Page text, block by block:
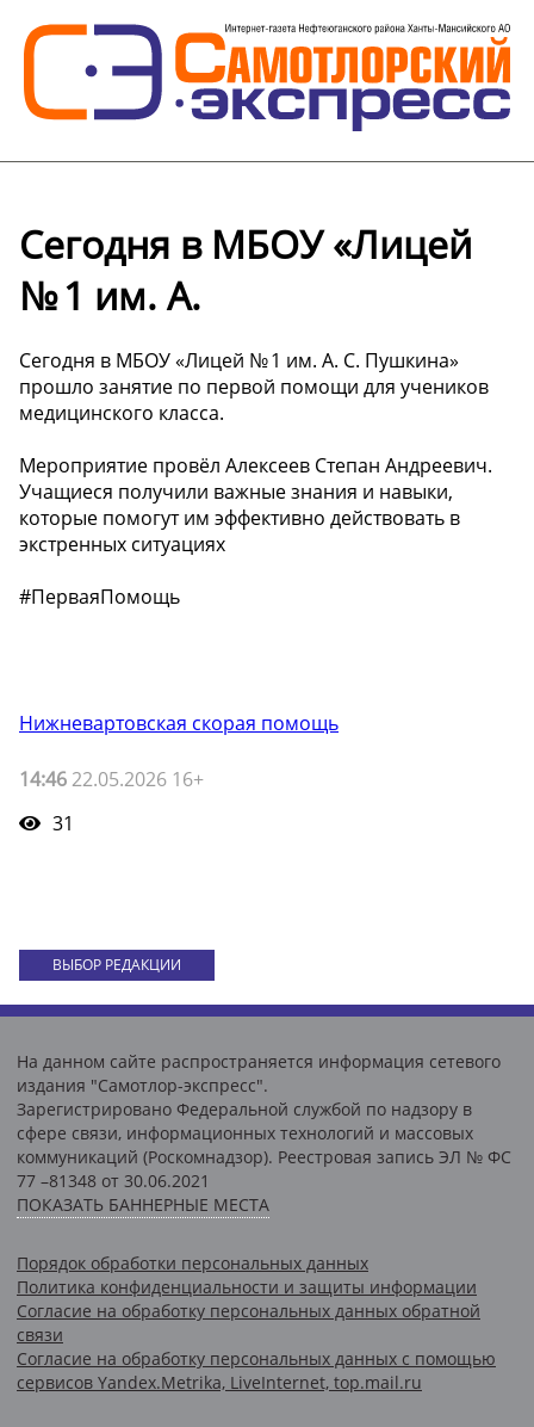
Сегодня в МБОУ «Лицей
№ 1 им. А.
Сегодня в МБОУ «Лицей № 1 им. А. С. Пушкина»
прошло занятие по первой помощи для учеников
медицинского класса.
Мероприятие провёл Алексеев Степан Андреевич.
Учащиеся получили важные знания и навыки,
которые помогут им эффективно действовать в
экстренных ситуациях
#ПерваяПомощь
Нижневартовская скорая помощь
14:46 22.05.2026 16+
31
ВЫБОР РЕДАКЦИИ
На данном сайте распространяется информация сетевого
издания "Самотлор-экспресс".
Зарегистрировано Федеральной службой по надзору в
сфере связи, информационных технологий и массовых
коммуникаций (Роскомнадзор). Реестровая запись ЭЛ № ФС
77 –81348 от 30.06.2021
ПОКАЗАТЬ БАННЕРНЫЕ МЕСТА
Порядок обработки персональных данных
Политика конфиденциальности и защиты информации
Согласие на обработку персональных данных обратной
связи
Согласие на обработку персональных данных с помощью
сервисов Yandex.Metrika, LiveInternet, top.mail.ru